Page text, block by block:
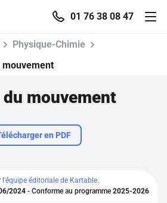
01 76 38 08 47
Physique-Chimie
mouvement
en PDF
l'équipe éditoriale de Kartable.
2024 - Conforme au programme 2025-2026